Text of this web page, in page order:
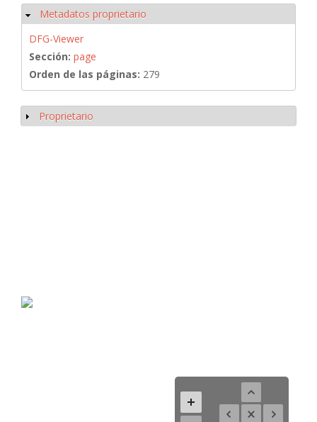
Ocultar
Metadatos proprietario
DFG-Viewer
Sección: page
Orden de las páginas: 279
Mostrar
Proprietario